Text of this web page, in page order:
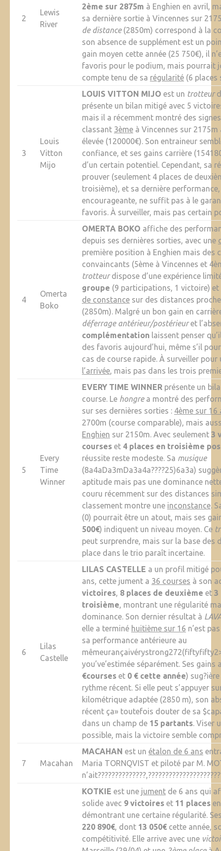
2
Lewis
River
2ème sur 2875m à Enghien en avril,
sa dernière sortie à Vincennes sur
de distance(2850m) correspond à la
son absence de supplément est un
gain moyen cette année (25 750€), il
favoris pour le podium, mais pourrait
compte tenu de sa régularité(6 places
3
Louis
Vitton
Mijo
LOUIS VITTON MIJO est un trotteur
présente un bilan mitigé avec 5
mais il a récemment montré des
classant 3èmeà Vincennes sur 2175m
élevée (120000€). Son entraineur
confiance, et ses gains carrière
d’un certain potentiel. Cependant, sa
prouver (seulement 4 places de
troisième), et sa dernière
encourageante, ne suffit pas à le
favoris. À surveiller, mais pas certain
4
Omerta
Boko
OMERTA BOKO affiche des
depuis ses dernières sorties, avec une
première position à Enghien mais des
convaincants (5ème à Vincennes et
trotteurdispose d’une expérience
groupe (9 participations, 1 victoire)
de constancesur des distances
(2850m). Malgré un bon gain en
déferrage antérieur/postérieuret
complémentationlaissent penser
des favoris aujourd’hui, même s’il
cas de course rapide. À surveiller pour
l’arrivée, mais pas dans les trois
5
Every
Time
Winner
EVERY TIME WINNERprésente un
course. Le hongrea montré des
sur ses dernières sorties : 4ème sur 16
2700m (course comparable), mais
Enghien sur 2150m. Avec seulement 3
courseset 4 places en troisième
réussite reste modeste. Sa musique
(8a4aDa3mDa3a4a????25)6a3a)
aptitude mais pas une dominance
couru récemment sur des distances
classement montre une inconstance.
(0) pourrait être un atout, mais ses
500€) indiquent un niveau moyen. Ce
peut surprendre, mais sur la base des
place dans le trio paraît incertaine.
6
Lilas
Castelle
LILAS CASTELLE a un profil mitigé
ans, cette jument a 36 courses à son
victoires, 8 places de deuxième et 3
troisième, montrant une régularité
dominance. Son dernier résultat à
elle a terminé huitième sur 16 n’est
sa performance antérieure au
you’ve’estimée séparément. Ses gains
€courseset 0 € cette année)
rythme récent. Si elle peut s’appuyer
kilométrique adaptée (2850 m), son
récent ça» toutefois douter de sa
dans un champ de 15 partants. Viser
possible, mais la victoire semble
7 Macahan
MACAHAN est un étalon de 6 ans
Maria TORNQVIST et piloté par M.
KOTKIE est une jumentde 6 ans qui
solide avec 9 victoireset 11 places
démontrant une certaine régularité.
220 890€, dont 13 050€cette année,
compétitivité. Elle arrive avec une